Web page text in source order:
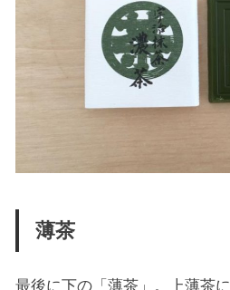
薄茶
最後に下の「薄茶」。上薄茶